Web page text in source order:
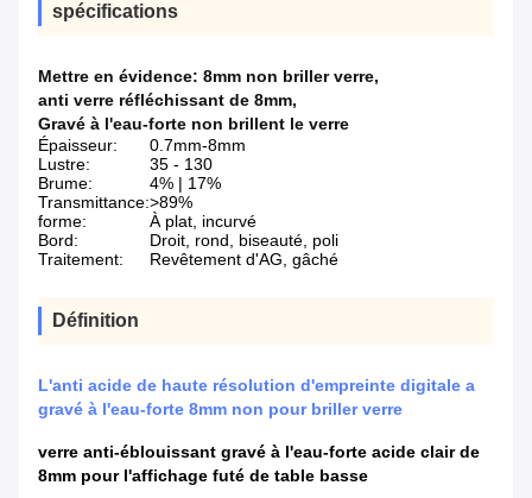
spécifications
Mettre en évidence: 8mm non briller verre,
anti verre réfléchissant de 8mm,
Gravé à l'eau-forte non brillent le verre
Épaisseur:
0.7mm-8mm
Lustre:
35 - 130
Brume:
4% | 17%
Transmittance:>89%
forme:
À plat, incurvé
Bord:
Droit, rond, biseauté, poli
Traitement:
Revêtement d'AG, gâché
Définition
L'anti acide de haute résolution d'empreinte digitale a
gravé à l'eau-forte 8mm non pour briller verre
verre anti-éblouissant gravé à l'eau-forte acide clair de
8mm pour l'affichage futé de table basse